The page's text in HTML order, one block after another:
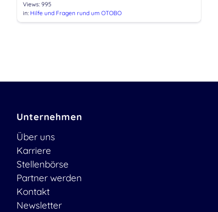
Views: 995
in: Hilfe und Fragen rund um OTOBO
Unternehmen
Über uns
Karriere
Stellenbörse
Partner werden
Kontakt
Newsletter